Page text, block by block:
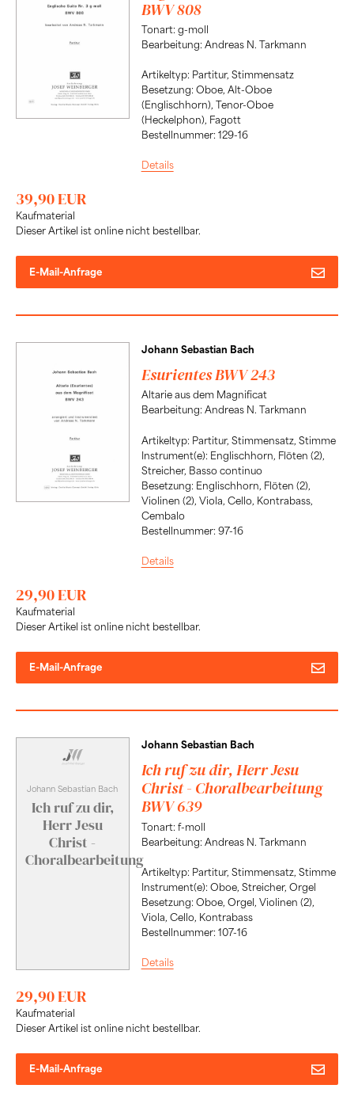
BWV 808
Tonart: g-moll
Bearbeitung: Andreas N. Tarkmann
Artikeltyp: Partitur, Stimmensatz
Besetzung: Oboe, Alt-Oboe
(Englischhorn), Tenor-Oboe
(Heckelphon), Fagott
Bestellnummer: 129-16
Details
39,90 EUR
Kaufmaterial
Dieser Artikel ist online nicht bestellbar.
E-Mail-Anfrage
Johann Sebastian Bach
Esurientes BWV 243
Altarie aus dem Magnificat
Bearbeitung: Andreas N. Tarkmann
Artikeltyp: Partitur, Stimmensatz, Stimme
Instrument(e): Englischhorn, Flöten (2),
Streicher, Basso continuo
Besetzung: Englischhorn, Flöten (2),
Violinen (2), Viola, Cello, Kontrabass,
Cembalo
Bestellnummer: 97-16
Details
29,90 EUR
Kaufmaterial
Dieser Artikel ist online nicht bestellbar.
E-Mail-Anfrage
Johann Sebastian Bach
Ich ruf zu dir,
Herr Jesu
Christ -
Choralbearbeitung
Johann Sebastian Bach
Ich ruf zu dir, Herr Jesu
Christ - Choralbearbeitung
BWV 639
Tonart: f-moll
Bearbeitung: Andreas N. Tarkmann
Artikeltyp: Partitur, Stimmensatz, Stimme
Instrument(e): Oboe, Streicher, Orgel
Besetzung: Oboe, Orgel, Violinen (2),
Viola, Cello, Kontrabass
Bestellnummer: 107-16
Details
29,90 EUR
Kaufmaterial
Dieser Artikel ist online nicht bestellbar.
E-Mail-Anfrage